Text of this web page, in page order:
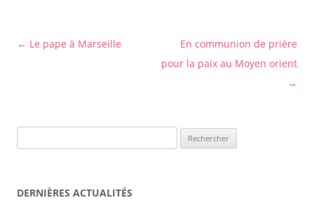
Navigation
← Le pape à Marseille
En communion de prière
pour la paix au Moyen orient
→
DERNIÈRES ACTUALITÉS